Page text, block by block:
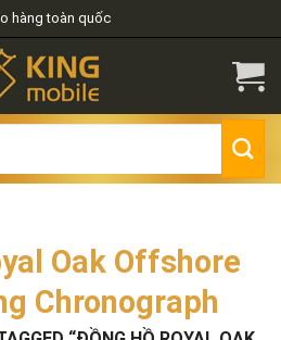
hàng toàn quốc
Oak Offshore
Chronograph